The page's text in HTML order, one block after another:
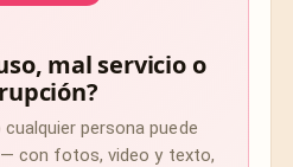
mal servicio o
persona puede
con fotos, video y texto,